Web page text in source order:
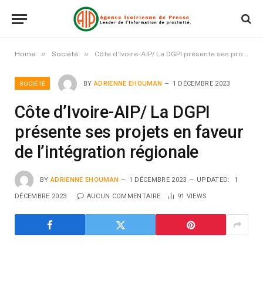
Home » Société » Côte d’Ivoire-AIP/ La DGPI présente ses projets en faveur de l’intégration régionale
SOCIÉTÉ BY ADRIENNE EHOUMAN 1 DÉCEMBRE 2023
Côte d’Ivoire-AIP/ La DGPI
présente ses projets en faveur
de l’intégration régionale
BY ADRIENNE EHOUMAN 1 DÉCEMBRE 2023 UPDATED: 1
DÉCEMBRE 2023 AUCUN COMMENTAIRE 91 VIEWS